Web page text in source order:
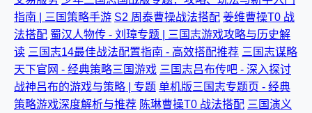
指南 | 三国策略手游 S2 周泰曹操战法搭配 姜维曹操T0 战
法搭配 蜀汉人物传 - 刘璋专题 | 三国志游戏攻略与历史解
读 三国志14最佳战法配置指南 - 高效搭配推荐 三国志谋略
天下官网 - 经典策略三国游戏 三国志吕布传吧 - 深入探讨
战神吕布的游戏与策略 | 专题 单机版三国志专题页 - 经典
策略游戏深度解析与推荐 陈琳曹操T0 战法搭配 三国演义